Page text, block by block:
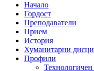
Начало
Гордост
Преподаватели
Прием
История
Хуманитарни
Профили